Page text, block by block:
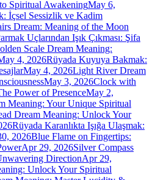
Spiritual AwakeningMay 6,
İçsel Sessizlik ve Kadim
Dream: Meaning of the Moon
Uçlarından Işık Çıkması: Şifa
Scale Dream Meaning:
4, 2026Rüyada Kuyuya Bakmak:
May 4, 2026Light River Dream
May 3, 2026Clock with
Power of PresenceMay 2,
Meaning: Your Unique Spiritual
Dream Meaning: Unlock Your
Rüyada Karanlıkta Işığa Ulaşmak:
2026Blue Flame on Fingertips:
Apr 29, 2026Silver Compass
DirectionApr 29,
Unlock Your Spiritual